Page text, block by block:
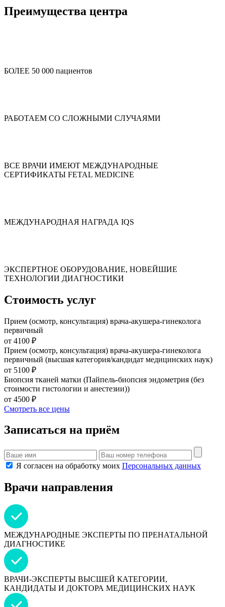
Преимущества центра
БОЛЕЕ 50 000 пациентов
РАБОТАЕМ СО СЛОЖНЫМИ СЛУЧАЯМИ
ВСЕ ВРАЧИ ИМЕЮТ МЕЖДУНАРОДНЫЕ
СЕРТИФИКАТЫ FETAL MEDICINE
МЕЖДУНАРОДНАЯ НАГРАДА IQS
ЭКСПЕРТНОЕ ОБОРУДОВАНИЕ, НОВЕЙШИЕ
ТЕХНОЛОГИИ ДИАГНОСТИКИ
Стоимость услуг
Прием (осмотр, консультация) врача-акушера-гинеколога
первичный
от 4100 ₽
Прием (осмотр, консультация) врача-акушера-гинеколога
первичный (высшая категория/кандидат медицинских наук)
от 5100 ₽
Биопсия тканей матки (Пайпель-биопсия эндометрия (без
стоимости гистологии и анестезии))
от 4500 ₽
Смотреть все цены
Записаться на приём
Я согласен на обработку моих Персональных данных
Врачи направления
МЕЖДУНАРОДНЫЕ ЭКСПЕРТЫ ПО ПРЕНАТАЛЬНОЙ
ДИАГНОСТИКЕ
ВРАЧИ-ЭКСПЕРТЫ ВЫСШЕЙ КАТЕГОРИИ,
КАНДИДАТЫ И ДОКТОРА МЕДИЦИНСКИХ НАУК